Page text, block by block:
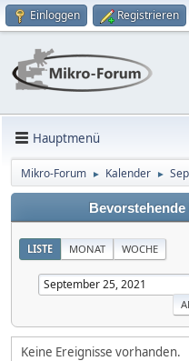
Einloggen Registrieren
Hauptmenü
Mikro-Forum ► Kalender ►
LISTE MONAT WOCHE
Keine Ereignisse vorhanden.